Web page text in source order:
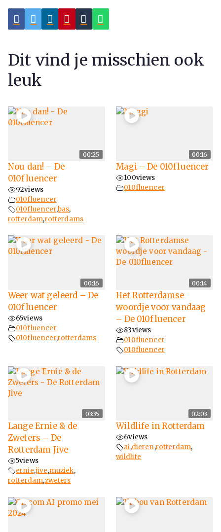
Dit vind je misschien ook
leuk
00:25
Nou dan! – De
010fluencer
92views
010fluencer
010fluencer,bas,
rotterdam,rotterdams
00:16
Magi – De 010fluencer
100views
010fluencer
00:16
Weer wat geleerd – De
010fluencer
65views
010fluencer
010fluencer,rotterdams
00:14
Het Rotterdamse
woordje voor vandaag
– De 010fluencer
83views
010fluencer
010fluencer
03:35
Lange Ernie & de
Zweters – De
Rotterdam Jive
5views
ernie,jive,muziek,
rotterdam,zweters
02:03
Wildlife in Rotterdam
6views
ai,dieren,rotterdam,
wildlife